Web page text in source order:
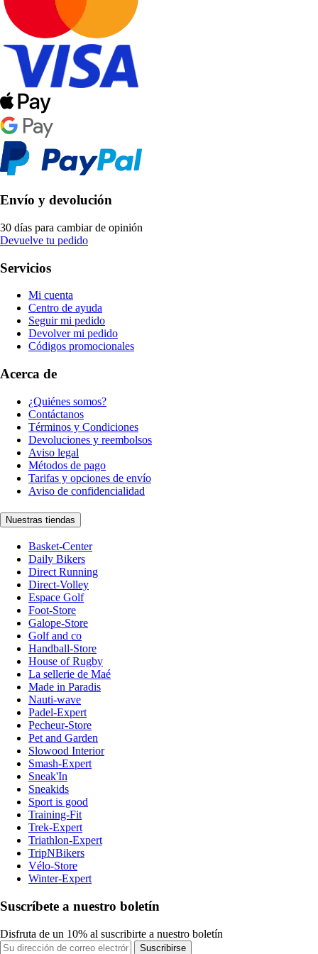
Envío y devolución
30 días para cambiar de opinión
Devuelve tu pedido
Servicios
Mi cuenta
Centro de ayuda
Seguir mi pedido
Devolver mi pedido
Códigos promocionales
Acerca de
¿Quiénes somos?
Contáctanos
Términos y Condiciones
Devoluciones y reembolsos
Aviso legal
Métodos de pago
Tarifas y opciones de envío
Aviso de confidencialidad
Nuestras tiendas
Basket-Center
Daily Bikers
Direct Running
Direct-Volley
Espace Golf
Foot-Store
Galope-Store
Golf and co
Handball-Store
House of Rugby
La sellerie de Maé
Made in Paradis
Nauti-wave
Padel-Expert
Pecheur-Store
Pet and Garden
Slowood Interior
Smash-Expert
Sneak'In
Sneakids
Sport is good
Training-Fit
Trek-Expert
Triathlon-Expert
TripNBikers
Vélo-Store
Winter-Expert
Suscríbete a nuestro boletín
Disfruta de un 10% al suscribirte a nuestro boletín
Suscribirse